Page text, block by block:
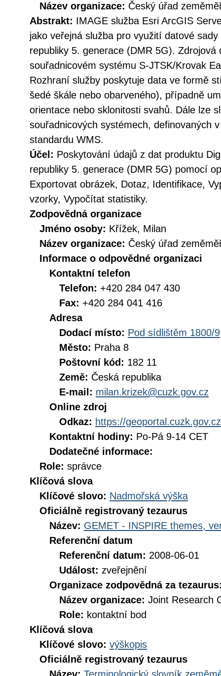
Název organizace: Český úřad
Abstrakt: IMAGE služba Esri ArcGIS
jako veřejná služba pro využití datové
republiky 5. generace (DMR 5G).
souřadnicovém systému S-JTSK/Krovak
Rozhraní služby poskytuje data ve formě
šedé škále nebo obarveného), případně
orientace nebo sklonitosti svahů. Dále lze
souřadnicových systémech, definovaných
standardu WMS.
Účel: Poskytování údajů z dat produktu
republiky 5. generace (DMR 5G) pomocí
Exportovat obrázek, Dotaz, Identifikace,
vzorky, Vypočítat statistiky.
Zodpovědná organizace
Jméno osoby: Křížek, Milan
Název organizace: Český úřad
Informace o odpovědné organizaci
Kontaktní telefon
Telefon: +420 284 047 430
Fax: +420 284 041 416
Adresa
Dodací místo: Pod sídlištěm 1800/9
Město: Praha 8
Poštovní kód: 182 11
Země: Česká republika
E-mail: milan.krizek@cuzk.gov.cz
Online zdroj
Odkaz: https://geoportal.cuzk.gov.cz
Kontaktní hodiny: Po-Pá 9-14 CET
Dodatečné informace:
Role: správce
Klíčová slova
Klíčové slovo: Nadmořská výška
Oficiálně registrovaný tezaurus
Název: GEMET - INSPIRE themes,
Referenční datum
Referenční datum: 2008-06-01
Událost: zveřejnění
Organizace zodpovědná za
Název organizace: Joint Research
Role: kontaktní bod
Klíčová slova
Klíčové slovo: výškopis
Oficiálně registrovaný tezaurus